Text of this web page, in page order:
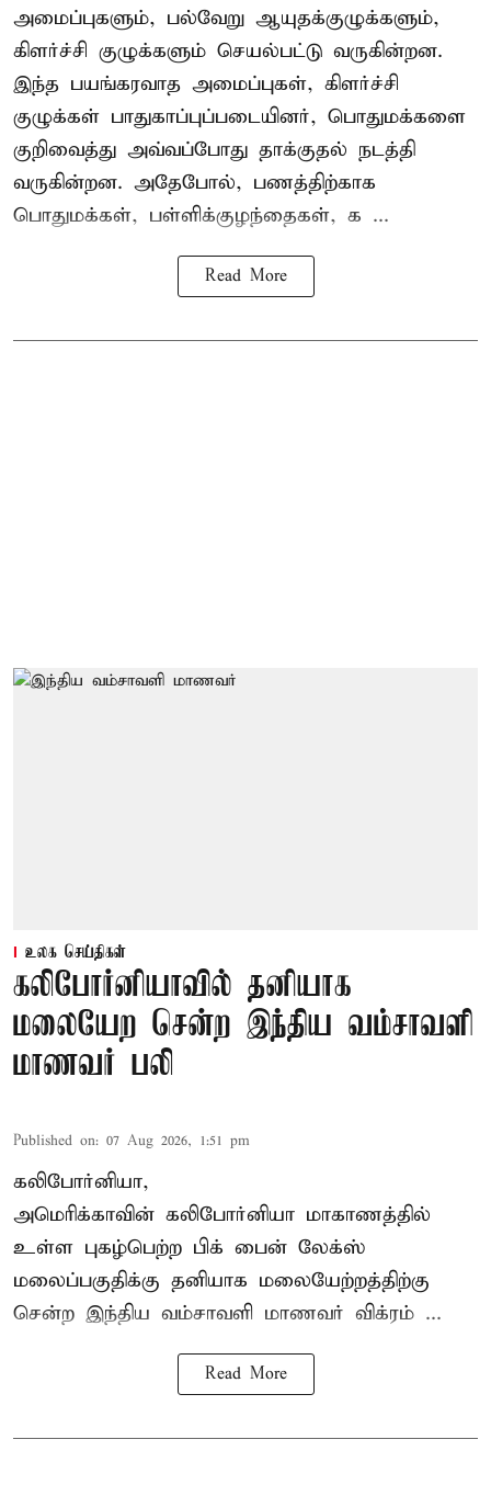
அமைப்புகளும், பல்வேறு ஆயுதக்குழுக்களும்,
கிளர்ச்சி குழுக்களும் செயல்பட்டு வருகின்றன.
இந்த பயங்கரவாத அமைப்புகள், கிளர்ச்சி
குழுக்கள் பாதுகாப்புப்படையினர், பொதுமக்களை
குறிவைத்து அவ்வப்போது தாக்குதல் நடத்தி
வருகின்றன. அதேபோல், பணத்திற்காக
பொதுமக்கள், பள்ளிக்குழந்தைகள், க ...
Read More
உலக செய்திகள்
கலிபோர்னியாவில் தனியாக
மலையேற சென்ற இந்திய வம்சாவளி
மாணவர் பலி
Published on: 07 Aug 2026, 1:51 pm
கலிபோர்னியா,
அமெரிக்காவின் கலிபோர்னியா மாகாணத்தில்
உள்ள புகழ்பெற்ற பிக் பைன் லேக்ஸ்
மலைப்பகுதிக்கு தனியாக மலையேற்றத்திற்கு
சென்ற இந்திய வம்சாவளி மாணவர் விக்ரம் ...
Read More